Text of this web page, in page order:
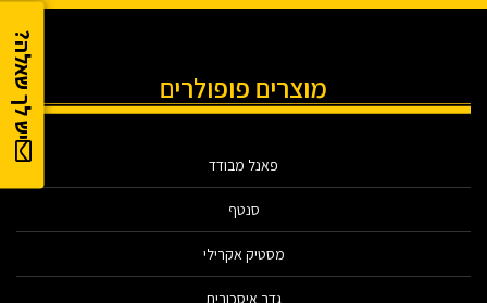
יש לך שאלה? מוצרים פופולרים
פאנל מבודד
סנטף
מסטיק אקרילי
גדר איסכורית